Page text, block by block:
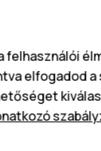
nem biztosít
felhasználói
elfogadod